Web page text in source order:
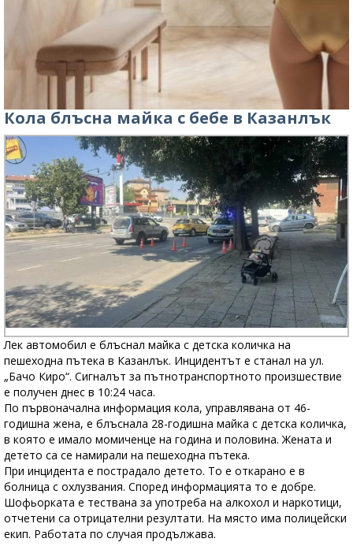
Кола блъсна майка с бебе в Казанлък
Лек автомобил е блъснал майка с детска количка на
пешеходна пътека в Казанлък. Инцидентът е станал на ул.
„Бачо Киро“. Сигналът за пътнотранспортното произшествие
е получен днес в 10:24 часа.
По първоначална информация кола, управлявана от 46-
годишна жена, е блъснала 28-годишна майка с детска количка,
в която е имало момиченце на година и половина. Жената и
детето са се намирали на пешеходна пътека.
При инцидента е пострадало детето. То е откарано е в
болница с охлузвания. Според информацията то е добре.
Шофьорката е тествана за употреба на алкохол и наркотици,
отчетени са отрицателни резултати. На място има полицейски
екип. Работата по случая продължава.